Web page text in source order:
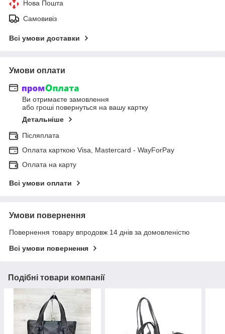
Нова Пошта
Самовивіз
Всі умови доставки
Умови оплати
Ви отримаєте замовлення
або гроші повернуться на вашу картку
Детальніше
Післяплата
Оплата карткою Visa, Mastercard - WayForPay
Оплата на карту
Всі умови оплати
Умови повернення
Повернення товару впродовж 14 днів за домовленістю
Всі умови повернення
Подібні товари компанії